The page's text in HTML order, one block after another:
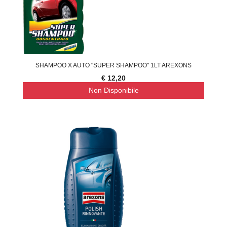
SHAMPOO X AUTO "SUPER SHAMPOO" 1LT AREXONS
€ 12,20
Non Disponibile